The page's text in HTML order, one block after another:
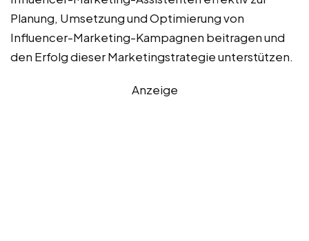
Planung, Umsetzung und Optimierung von
Influencer-Marketing-Kampagnen beitragen und
den Erfolg dieser Marketingstrategie unterstützen.
Anzeige